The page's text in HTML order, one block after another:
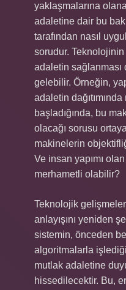
yaklaşmalarına
adaletine dair bu
tarafından nasıl
sorudur.
adaletin sağlanması
gelebilir. Örneğin,
adaletin
başladığında, bu
olacağı sorusu
makinelerin
Ve insan yapımı
merhametli olabilir?
Teknolojik
anlayışını yeniden
sistemin, önceden
algoritmalarla
mutlak adaletine
hissedilecektir. Bu,